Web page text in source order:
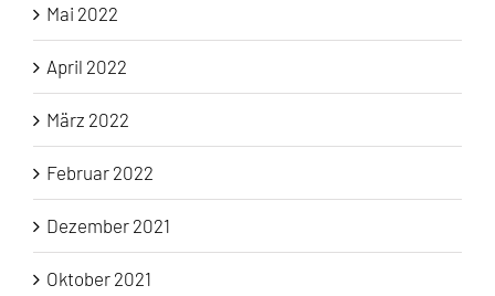
Mai 2022
April 2022
März 2022
Februar 2022
Dezember 2021
Oktober 2021